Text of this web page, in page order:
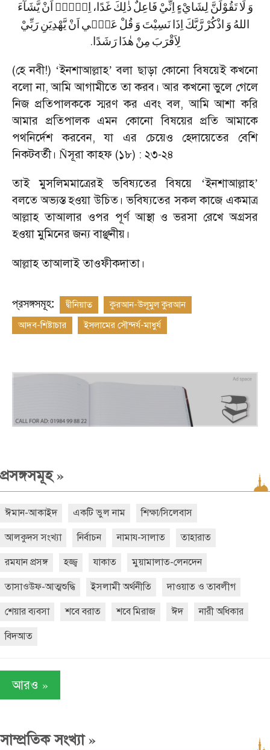
وَ لَا تَقُوْلَنَّ لِشَايْءٍ اِنِّيْ فَاعِلٌ ذٰلِكَ غَدًا، اِلَّاۤ اَنْ يَّشَآءَ
اللهُ وَ اذْكُرْ رَّبَّكَ اِذَا نَسِيْتَ وَ قُلْ عَسٰۤي اَنْيَّهْدِيَنِرَبِّيْ
لِاَقْرَبَ مِنْ هٰذَا رَشَدًا .
(হে নবী!) ‘ইনশাআল্লাহ’বলা ছাড়া কোনো বিষয়েই কখনো
বলো না,আমি আগামীতে তা করব। আর কখনো ভুলে গেলে
নিজ প্রতিপালককে স্মরণ কর এবং বল,আমি আশা করি
আমার প্রতিপালক এমন কোনো বিষয়ের প্রতি আমাকে
পথনির্দেশ করবেন,যা এর চেয়েও হেদায়েতের বেশি
নিকটবর্তী। Ñসূরা কাহফ (১৮) : ২৩-২৪
তাই মুসলিমমাত্রেরই ভবিষ্যতের বিষয়ে ‘ইনশাআল্লাহ’
বলতে অভ্যস্ত হওয়া উচিত। ভবিষ্যতের সকল কাজে একমাত্র
আল্লাহ তাআলার ওপর পূর্ণ আস্থা ও ভরসা রেখে অগ্রসর
হওয়া মুমিনের জন্য বাঞ্ছনীয়।
আল্লাহ তাআলাই তাওফীকদাতা।
প্রসঙ্গসমূহ: দ্বীনিয়াত
কুরআন-উলূমুল কুরআন
আদব-শিষ্টাচার
ইসলামের সৌন্দর্য-মাধুর্য
প্রসঙ্গসমূহ»
ঈমান-আকাইদ একটি ভুল নাম শিক্ষা/সিলেবাস
আলকুদস সংখ্যা নির্বাচন নামায-সালাত তাহারাত
রমযান প্রসঙ্গ হজ্জ্ব যাকাত মুয়ামালাত-লেনদেন
তাসাওউফ-আত্মশুদ্ধি ইসলামী অর্থনীতি দাওয়াত ও তাবলীগ
শেয়ার ব্যবসা শবে বরাত শবে মিরাজ ঈদ নারী অধিকার
বিদআত
আরও »
সাম্প্রতিক সংখ্যা»